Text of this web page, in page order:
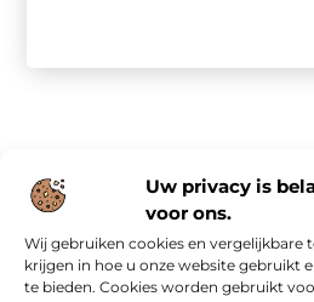
Uw privacy is
voor ons.
Wij gebruiken cookies en
krijgen in hoe u onze website gebruikt
te bieden. Cookies worden gebruikt
Onze informatie